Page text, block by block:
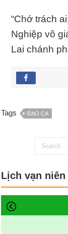
“Chớ trách
Nghiệp vô
Lai chánh
Tags ĐẠO CA
Lịch vạn niên